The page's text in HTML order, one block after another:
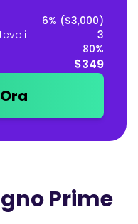
6% ($3,000)
3
80%
$349
Prime